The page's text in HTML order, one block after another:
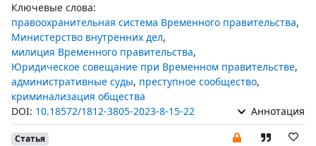
Ключевые слова:
правоохранительная система Временного правительства,
Министерство внутренних дел,
милиция Временного правительства,
Юридическое совещание при Временном правительстве,
административные суды, преступное сообщество,
криминализация общества
DOI: 10.18572/1812-3805-2023-8-15-22 Аннотация
Статья